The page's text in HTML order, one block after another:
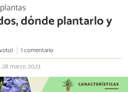
dónde plantarlo y
1 comentario
28 marzo 2023